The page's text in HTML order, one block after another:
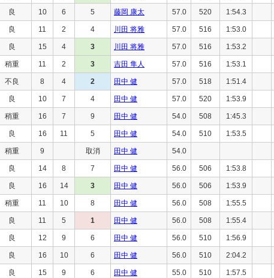
良 10 6 5 藤岡 康太 57.0 520 1:54.3
良 11 2 4 川田 将雅 57.0 516 1:53.0
良 15 4 3 川田 将雅 57.0 516 1:53.2
稍重 11 2 3 吉田 隼人 57.0 516 1:53.1
不良 8 4 2 田中 健 57.0 518 1:51.4
良 10 7 4 田中 健 57.0 520 1:53.9
稍重 16 7 9 田中 健 54.0 508 1:45.3
良 16 11 5 田中 健 54.0 510 1:53.5
稍重 9 取消 田中 健 54.0
良 14 8 7 田中 健 56.0 506 1:53.8
良 16 14 3 田中 健 56.0 506 1:53.9
稍重 11 10 8 田中 健 56.0 508 1:55.5
良 11 5 1 田中 健 56.0 508 1:55.4
良 12 9 6 田中 健 56.0 510 1:56.9
良 16 10 6 田中 健 56.0 510 2:04.2
良 15 9 6 田中 健 55.0 510 1:57.5